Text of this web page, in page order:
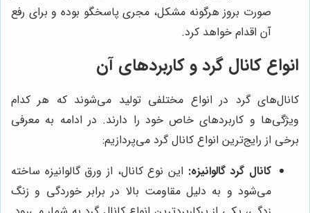
صورت بروز هرگونه مشکل، مجری پاسخگو بوده و برای رفع
آن اقدام خواهد کرد.
انواع کانال گرد و کاربردهای آن
کانال‌های گرد در انواع مختلفی تولید می‌شوند که هر کدام
ویژگی‌ها و کاربردهای خاص خود را دارند. در ادامه به معرفی
برخی از رایج‌ترین انواع کانال گرد می‌پردازیم:
کانال گرد گالوانیزه: این نوع کانال، از ورق گالوانیزه ساخته
می‌شود و به دلیل مقاومت بالا در برابر خوردگی و زنگ